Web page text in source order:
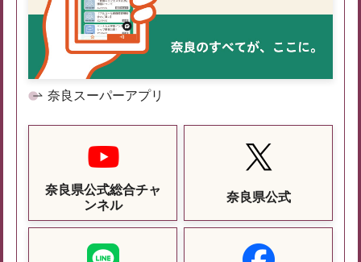
奈良スーパーアプリ
奈良県公式総合チャ
ンネル
奈良県公式